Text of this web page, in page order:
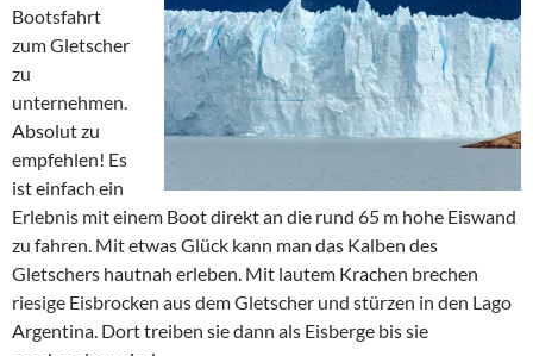
Bootsfahrt
zum Gletscher
zu
unternehmen.
Absolut zu
empfehlen! Es
ist einfach ein
Erlebnis mit einem Boot direkt an die rund 65 m hohe Eiswand
zu fahren. Mit etwas Glück kann man das Kalben des
Gletschers hautnah erleben. Mit lautem Krachen brechen
riesige Eisbrocken aus dem Gletscher und stürzen in den Lago
Argentina. Dort treiben sie dann als Eisberge bis sie